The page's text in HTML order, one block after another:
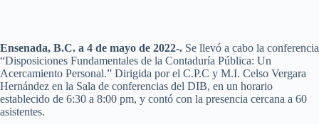
Ensenada, B.C. a 4 de mayo de 2022-. Se llevó a cabo la conferencia
“Disposiciones Fundamentales de la Contaduría Pública: Un
Acercamiento Personal.” Dirigida por el C.P.C y M.I. Celso Vergara
Hernández en la Sala de conferencias del DIB, en un horario
establecido de 6:30 a 8:00 pm, y contó con la presencia cercana a 60
asistentes.